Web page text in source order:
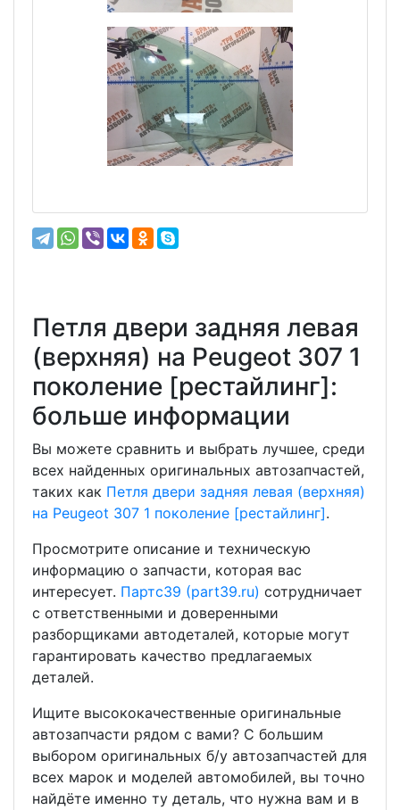
Петля двери задняя левая
(верхняя) на Peugeot 307 1
поколение [рестайлинг]:
больше информации
Вы можете сравнить и выбрать лучшее, среди
всех найденных оригинальных автозапчастей,
таких как Петля двери задняя левая (верхняя)
на Peugeot 307 1 поколение [рестайлинг].
Просмотрите описание и техническую
информацию о запчасти, которая вас
интересует. Партс39 (part39.ru) сотрудничает
с ответственными и доверенными
разборщиками автодеталей, которые могут
гарантировать качество предлагаемых
деталей.
Ищите высококачественные оригинальные
автозапчасти рядом с вами? С большим
выбором оригинальных б/у автозапчастей для
всех марок и моделей автомобилей, вы точно
найдёте именно ту деталь, что нужна вам и в